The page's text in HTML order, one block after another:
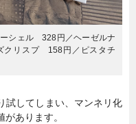
ーシェル 328円／ヘーゼルナ
クリスプ 158円／ピスタチ
試してしまい、マンネリ化
あります。